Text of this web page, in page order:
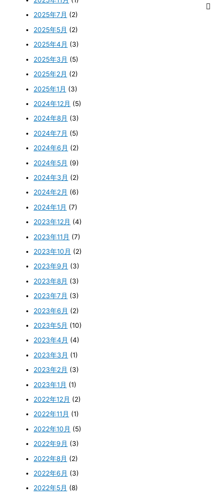
2025年7月 (2)
2025年5月 (2)
2025年4月 (3)
2025年3月 (5)
2025年2月 (2)
2025年1月 (3)
2024年12月 (5)
2024年8月 (3)
2024年7月 (5)
2024年6月 (2)
2024年5月 (9)
2024年3月 (2)
2024年2月 (6)
2024年1月 (7)
2023年12月 (4)
2023年11月 (7)
2023年10月 (2)
2023年9月 (3)
2023年8月 (3)
2023年7月 (3)
2023年6月 (2)
2023年5月 (10)
2023年4月 (4)
2023年3月 (1)
2023年2月 (3)
2023年1月 (1)
2022年12月 (2)
2022年11月 (1)
2022年10月 (5)
2022年9月 (3)
2022年8月 (2)
2022年6月 (3)
2022年5月 (8)